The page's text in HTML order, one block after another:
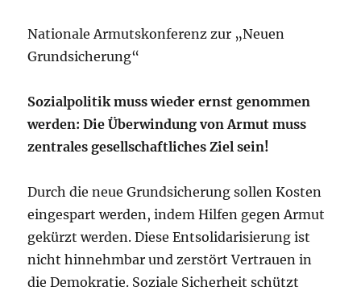
Nationale Armutskonferenz zur „Neuen
Grundsicherung“
Sozialpolitik muss wieder ernst genommen
werden: Die Überwindung von Armut muss
zentrales gesellschaftliches Ziel sein!
Durch die neue Grundsicherung sollen Kosten
eingespart werden, indem Hilfen gegen Armut
gekürzt werden. Diese Entsolidarisierung ist
nicht hinnehmbar und zerstört Vertrauen in
die Demokratie. Soziale Sicherheit schützt